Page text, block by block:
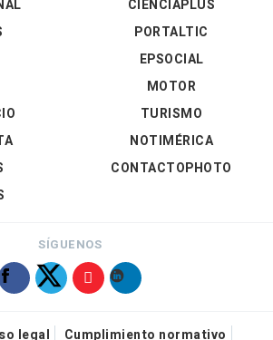
CIENCIAPLUS
PORTALTIC
EPSOCIAL
MOTOR
TURISMO
NOTIMÉRICA
CONTACTOPHOTO
SÍGUENOS
legal Cumplimiento normativo